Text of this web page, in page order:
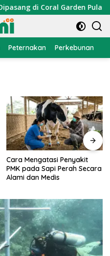
di Coral Garden Pulau
Peternakan Perkebunan
Cara Mengatasi Penyakit
PMK pada Sapi Perah Secara
Alami dan Medis